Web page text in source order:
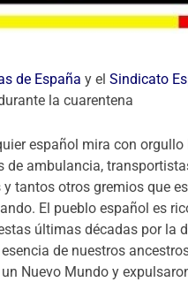
de España y elSindicato
la cuarentena
español mira con
de ambulancia,
tantos otros gremios que
El pueblo español es
últimas décadas por la
de nuestros
Nuevo Mundo y